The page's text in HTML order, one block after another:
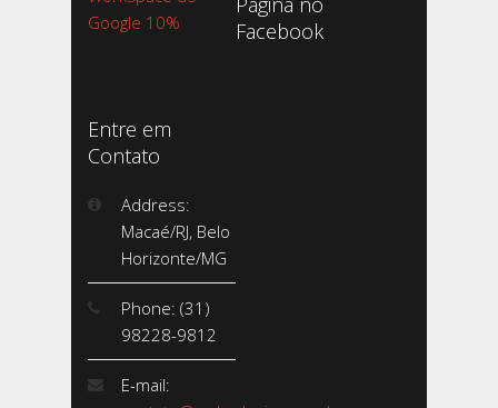
Google 10%
Facebook
Entre em
Contato
Address:
Macaé/RJ, Belo
Horizonte/MG
Phone: (31)
98228-9812
E-mail: